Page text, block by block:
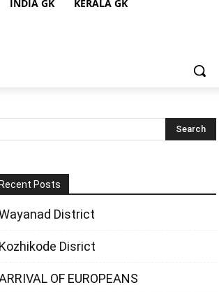
INDIA GK KERALA GK
Recent Posts
District
Kozhikode Disrict
OF EUROPEANS